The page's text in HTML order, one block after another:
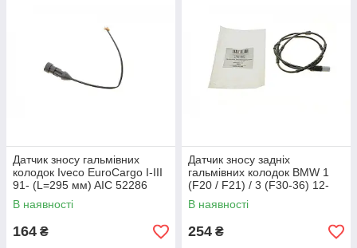
Датчик зносу гальмівних
колодок Iveco EuroCargo I-III
91- (L=295 мм) AIC 52286
В наявності
164 ₴
Датчик зносу задніх
гальмівних колодок BMW 1
(F20 / F21) / 3 (F30-36) 12-
AIC 57359
В наявності
254 ₴